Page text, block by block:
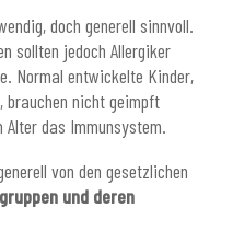
doch generell sinnvoll.
sollten jedoch Allergiker
Normal entwickelte Kinder,
brauchen nicht geimpft
das Immunsystem.
von den gesetzlichen
und deren